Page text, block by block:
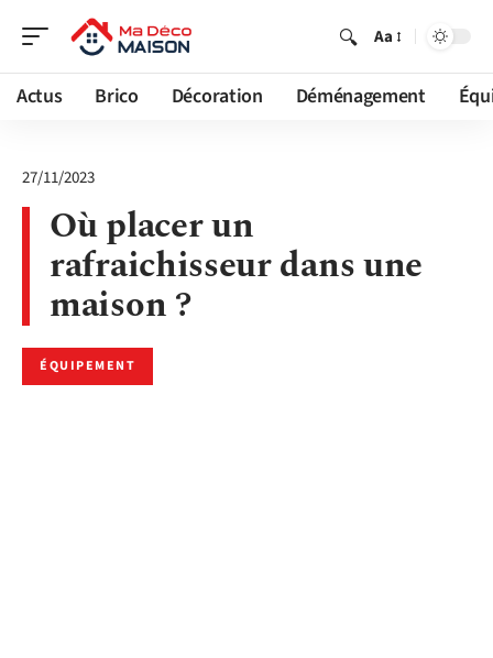
Aa
Actus Brico Décoration Déménagement
27/11/2023
Où placer un
rafraichisseur dans une
maison ?
ÉQUIPEMENT